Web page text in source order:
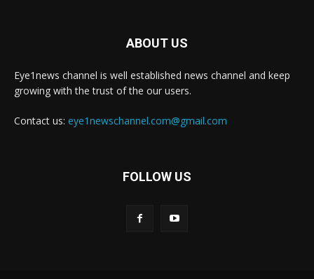
ABOUT US
Eye1news channel is well established news channel and keep
growing with the trust of the our users.
Contact us: eye1newschannel.com@gmail.com
FOLLOW US